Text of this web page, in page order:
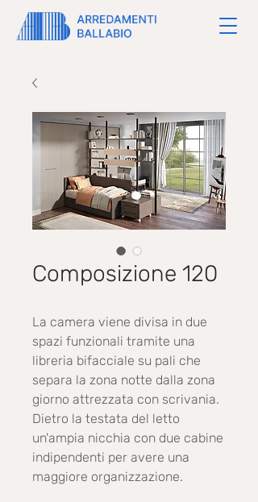
Composizione 120
La camera viene divisa in due
spazi funzionali tramite una
libreria bifacciale su pali che
separa la zona notte dalla zona
giorno attrezzata con scrivania.
Dietro la testata del letto
un'ampia nicchia con due cabine
indipendenti per avere una
maggiore organizzazione.